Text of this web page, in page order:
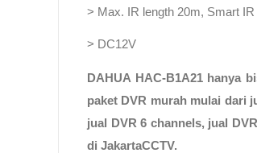
> Max. IR length 20m, Smart IR
> DC12V
DAHUA HAC-B1A21 hanya
paket DVR murahmulai dari
jual DVR 6 channels, jual
DVR
di JakartaCCTV.